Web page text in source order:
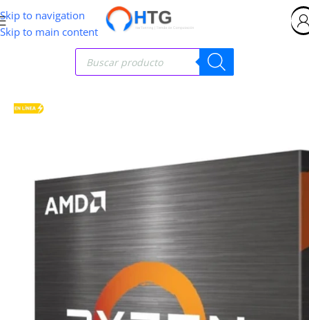
Skip to navigation
Skip to main content